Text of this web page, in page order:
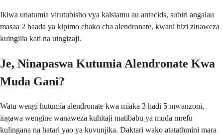
Ikiwa unatumia virutubisho vya kalsiamu au antacids, subiri angalau
masaa 2 baada ya kipimo chako cha alendronate, kwani hizi zinaweza
kuingilia kati na uingizaji.
Je, Ninapaswa Kutumia Alendronate Kwa
Muda Gani?
Watu wengi hutumia alendronate kwa miaka 3 hadi 5 mwanzoni,
ingawa wengine wanaweza kuhitaji matibabu ya muda mrefu
kulingana na hatari yao ya kuvunjika. Daktari wako atatathmini mara